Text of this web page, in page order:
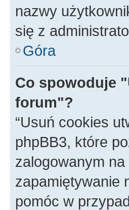
nazwy
się z
Góra
Co spowoduje
forum"?
“Usuń cookies
phpBB3, które
zalogowanym
zapamiętywanie
pomóc w